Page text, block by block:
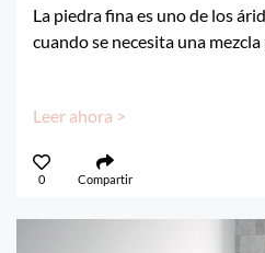
La piedra fina es uno de los
cuando se necesita una mezcla
Leer ahora >
0 Compartir